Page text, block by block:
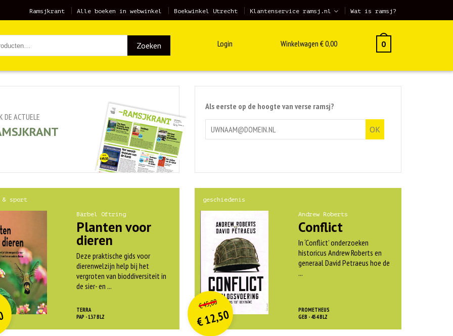
Ramsjkrant Alle boeken in webwinkel Boekwinkel Utrecht Klantenservice ramsj.nl Wat is ramsj?
Zoeken Login Winkelwagen €0,00 0
DE ACTUELE
Als eerste op de hoogte van verse ramsj?
& sport
Bärbel Oftring
Planten voor
dieren
Deze praktische gids voor
dierenwelzijn help bij het
vergroten van bioddiversiteit in
de sier- en ...
TERRA
PAP - 137 BLZ
€ 21,99.
€ 9,90.
geschiedenis
Andrew Roberts
Conflict
In ‘Conflict’ onderzoeken
historicus Andrew Roberts en
generaal David Petraeus hoe de
...
PROMETHEUS
GEB - 454 BLZ
€45,00O
orspr
onkelijke
prijs
was:
€ 45,00.
€12,50
Huidige
prijs
is:€ 12,50.